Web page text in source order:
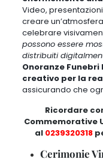
Video,
creare
celebrare
possono essere
distribuiti
Onoranze
creativo per la
assicurando che
Ricordare
Commemorative
al 0239320318
Cerimonie